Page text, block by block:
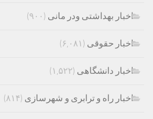
اخبار بهداشتی ودر مانی (۹۰۰)
اخبار حقوقی (۶,۰۸۱)
اخبار دانشگاهی (۱,۵۲۲)
اخبار راه و ترابری و شهرسازی (۸۱۴)